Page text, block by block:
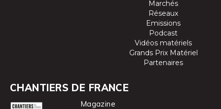
Marchés
Réseaux
Emissions
Podcast
Vidéos matériels
Grands Prix Matériel
Partenaires
CHANTIERS DE FRANCE
Magazine